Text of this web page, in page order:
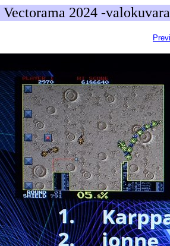
Vectorama 2024 -